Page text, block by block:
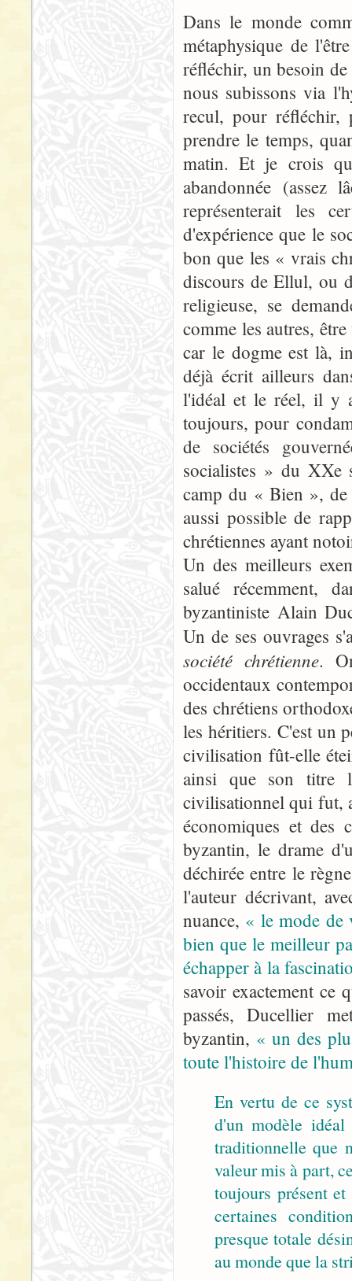
Dans le monde
métaphysique de
réfléchir, un besoin
nous subissons via
recul, pour réfléchir,
prendre le temps,
matin. Et je crois
abandonnée
représenterait les
d'expérience que le
bon que les « vrais
discours de Ellul, ou
religieuse, se
comme les autres,
car le dogme est là,
déjà écrit ailleurs
l'idéal et le réel, il y
toujours, pour
de sociétés
socialistes » du XXe
camp du « Bien »,
aussi possible de
chrétiennes ayant
Un des meilleurs
salué récemment,
byzantiniste Alain
Un de ses ouvrages
société chrétienne.
occidentaux
des chrétiens
les héritiers. C'est un
civilisation fût-elle
ainsi que son titre
civilisationnel qui fut,
économiques et
byzantin, le drame
déchirée entre le
l'auteur décrivant,
nuance, « le mode de
bien que le meilleur
échapper à la
savoir exactement ce
passés, Ducellier
byzantin, « un des
toute l'histoire de
En vertu de ce
d'un modèle
traditionnelle que
valeur mis à part,
toujours présent
certaines
presque totale
au monde que la